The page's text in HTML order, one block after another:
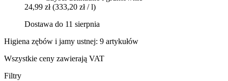
24,99 zł (333,20 zł / l)
Dostawa do 11 sierpnia
Higiena zębów i jamy ustnej: 9 artykułów
Wszystkie ceny zawierają VAT
Filtry